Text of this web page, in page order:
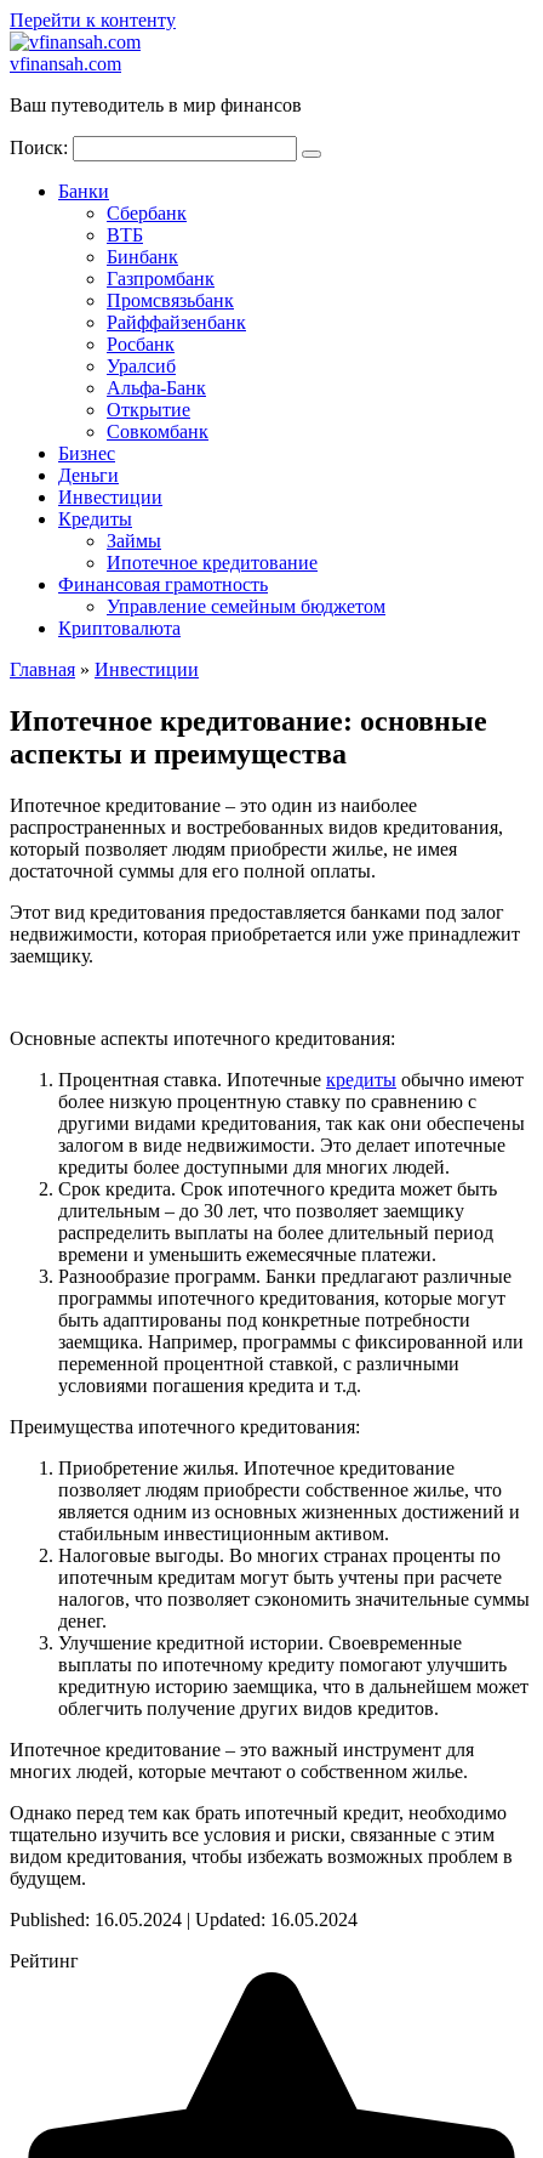
Перейти к контенту
vfinansah.com
Ваш путеводитель в мир финансов
Поиск:
Банки
Сбербанк
ВТБ
Бинбанк
Газпромбанк
Промсвязьбанк
Райффайзенбанк
Росбанк
Уралсиб
Альфа-Банк
Открытие
Совкомбанк
Бизнес
Деньги
Инвестиции
Кредиты
Займы
Ипотечное кредитование
Финансовая грамотность
Управление семейным бюджетом
Криптовалюта
Главная » Инвестиции
Ипотечное кредитование: основные
аспекты и преимущества
Ипотечное кредитование – это один из наиболее
распространенных и востребованных видов кредитования,
который позволяет людям приобрести жилье, не имея
достаточной суммы для его полной оплаты.
Этот вид кредитования предоставляется банками под залог
недвижимости, которая приобретается или уже принадлежит
заемщику.
Основные аспекты ипотечного кредитования:
Процентная ставка. Ипотечные кредиты обычно имеют
более низкую процентную ставку по сравнению с
другими видами кредитования, так как они обеспечены
залогом в виде недвижимости. Это делает ипотечные
кредиты более доступными для многих людей.
Срок кредита. Срок ипотечного кредита может быть
длительным – до 30 лет, что позволяет заемщику
распределить выплаты на более длительный период
времени и уменьшить ежемесячные платежи.
Разнообразие программ. Банки предлагают различные
программы ипотечного кредитования, которые могут
быть адаптированы под конкретные потребности
заемщика. Например, программы с фиксированной или
переменной процентной ставкой, с различными
условиями погашения кредита и т.д.
Преимущества ипотечного кредитования:
Приобретение жилья. Ипотечное кредитование
позволяет людям приобрести собственное жилье, что
является одним из основных жизненных достижений и
стабильным инвестиционным активом.
Налоговые выгоды. Во многих странах проценты по
ипотечным кредитам могут быть учтены при расчете
налогов, что позволяет сэкономить значительные суммы
денег.
Улучшение кредитной истории. Своевременные
выплаты по ипотечному кредиту помогают улучшить
кредитную историю заемщика, что в дальнейшем может
облегчить получение других видов кредитов.
Ипотечное кредитование – это важный инструмент для
многих людей, которые мечтают о собственном жилье.
Однако перед тем как брать ипотечный кредит, необходимо
тщательно изучить все условия и риски, связанные с этим
видом кредитования, чтобы избежать возможных проблем в
будущем.
Published: 16.05.2024 | Updated: 16.05.2024
Рейтинг